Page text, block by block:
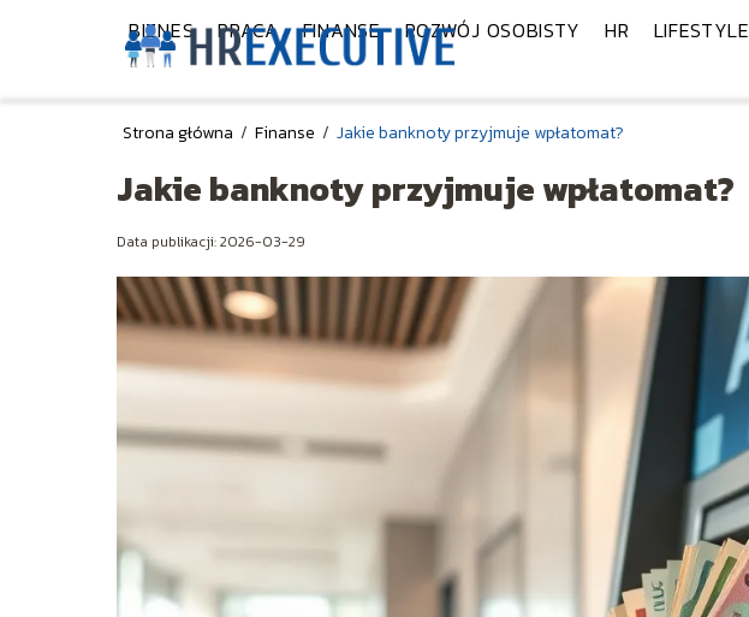
BIZNES PRACA FINANSE ROZWÓJ OSOBISTY HR LIFESTYLE
Strona główna / Finanse / Jakie banknoty przyjmuje wpłatomat?
Jakie banknoty przyjmuje wpłatomat?
Data publikacji: 2026-03-29